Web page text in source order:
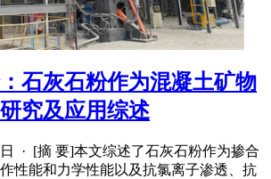
石灰石粉作为混凝土矿物
究及应用综述
日 · [摘 要]本文综述了石灰石粉作为掺合
性能和力学性能以及抗氯离子渗透、抗